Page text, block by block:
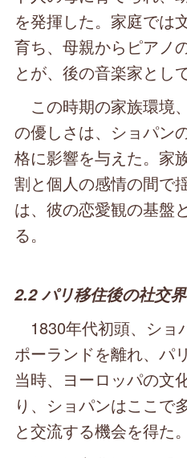
を発揮した。家庭では
育ち、母親からピアノ
とが、後の音楽家とし
この時期の家族環境
の優しさは、ショパン
格に影響を与えた。家
割と個人の感情の間で
は、彼の恋愛観の基盤
る。
2.2 パリ移住後の社交
1830年代初頭、ショ
ポーランドを離れ、パ
当時、ヨーロッパの文
り、ショパンはここで
と交流する機会を得た。